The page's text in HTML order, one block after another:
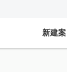
新建案